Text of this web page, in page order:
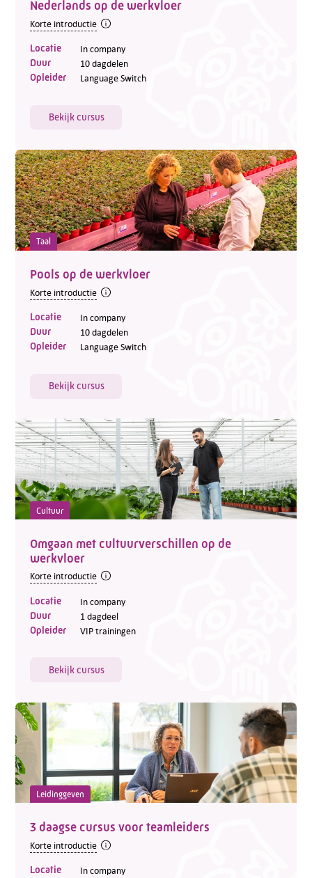
Telefoon:
E-mail:
Nederlands op de werkvloer
Korte introductie
Locatie In company
Duur 10 dagdelen
Opleider Language Switch
Bekijk cursus
Taal
Pools op de werkvloer
Korte introductie
Locatie In company
Duur 10 dagdelen
Opleider Language Switch
Bekijk cursus
Cultuur
Omgaan met cultuurverschillen op de
werkvloer
Korte introductie
Locatie In company
Duur 1 dagdeel
Opleider VIP trainingen
Bekijk cursus
Leidinggeven
3 daagse cursus voor teamleiders
Korte introductie
Locatie In company